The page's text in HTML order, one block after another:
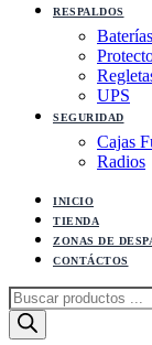
RESPALDOS
Baterías
UPS
SEGURIDAD
Cajas
Radios
INICIO
TIENDA
ZONAS DE
CONTÁCTOS
Búsqueda
de
productos